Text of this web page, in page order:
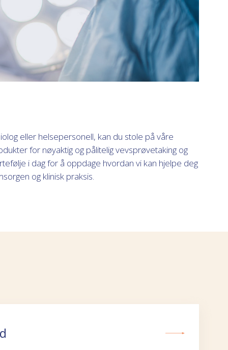
eller helsepersonell, kan du stole på våre
for nøyaktig og pålitelig vevsprøvetaking og
i dag for å oppdage hvordan vi kan hjelpe deg
og klinisk praksis.